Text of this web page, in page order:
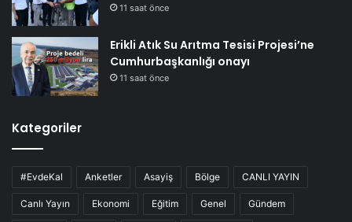
11 saat önce
Erikli Atık Su Arıtma Tesisi Projesi’ne
Cumhurbaşkanlığı onayı
11 saat önce
Kategoriler
#EvdeKal Anketler Asayiş Bölge CANLI YAYIN
Canlı Yayın Ekonomi Eğitim Genel Gündem